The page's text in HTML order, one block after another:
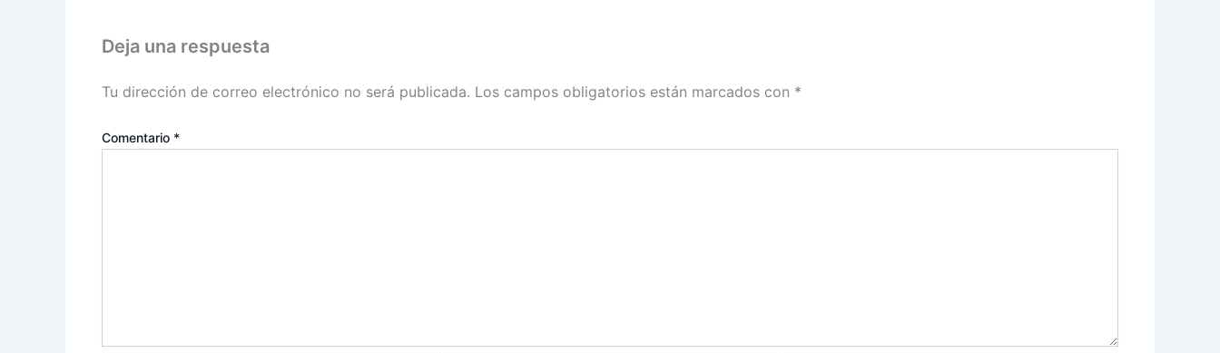
Deja una respuesta
Tu dirección de correo electrónico no será publicada. Los campos obligatorios están marcados con *
Comentario *